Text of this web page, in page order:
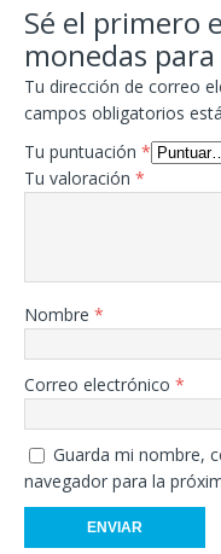
Sé el primero
monedas para
Tu dirección de correo
campos obligatorios
Tu puntuación *
Tu valoración *
Nombre *
Correo electrónico *
Guarda mi nombre,
navegador para la